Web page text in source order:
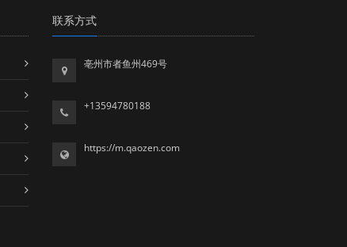
联系方式
亳州市者鱼州469号
+13594780188
https://m.qaozen.com